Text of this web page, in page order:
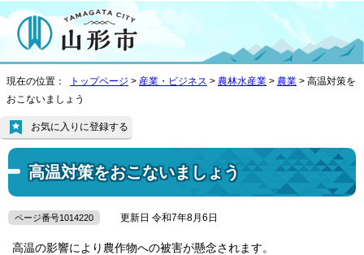
現在の位置： トップページ > 産業・ビジネス > 農林水産業 > 農業 > 高温対策を
おこないましょう
高温対策をおこないましょう
お気に入りに登録する
ページ番号1014220 更新日 令和7年8月6日
高温の影響により農作物への被害が懸念されます。